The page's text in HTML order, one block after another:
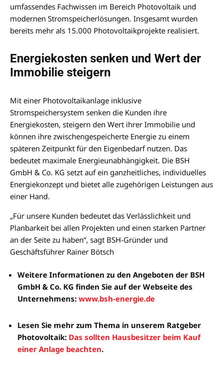
umfassendes Fachwissen im Bereich Photovoltaik und
modernen Stromspeicherlösungen. Insgesamt wurden
bereits mehr als 15.000 Photovoltaikprojekte realisiert.
Energiekosten senken und Wert der
Immobilie steigern
Mit einer Photovoltaikanlage inklusive
Stromspeichersystem senken die Kunden ihre
Energiekosten, steigern den Wert ihrer Immobilie und
können ihre zwischengespeicherte Energie zu einem
späteren Zeitpunkt für den Eigenbedarf nutzen. Das
bedeutet maximale Energieunabhängigkeit. Die BSH
GmbH & Co. KG setzt auf ein ganzheitliches, individuelles
Energiekonzept und bietet alle zugehörigen Leistungen aus
einer Hand.
„Für unsere Kunden bedeutet das Verlässlichkeit und
Planbarkeit bei allen Projekten und einen starken Partner
an der Seite zu haben“, sagt BSH-Gründer und
Geschäftsführer Rainer Bötsch
Weitere Informationen zu den Angeboten der BSH
GmbH & Co. KG finden Sie auf der Webseite des
Unternehmens: www.bsh-energie.de
Lesen Sie mehr zum Thema in unserem Ratgeber
Photovoltaik: Das sollten Hausbesitzer beim Kauf
einer Anlage beachten.